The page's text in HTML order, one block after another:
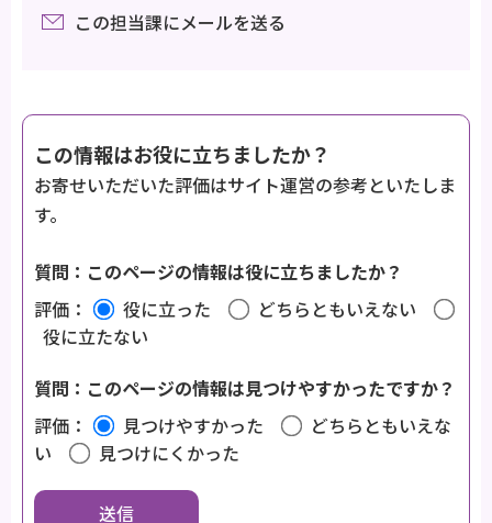
この担当課にメールを送る
この情報はお役に立ちましたか？
お寄せいただいた評価はサイト運営の参考といたしま
す。
質問：このページの情報は役に立ちましたか？
評価：
役に立った
どちらともいえない
役に立たない
質問：このページの情報は見つけやすかったですか？
評価：
見つけやすかった
どちらともいえな
い
見つけにくかった